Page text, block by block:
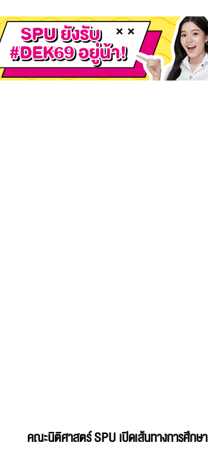
คณะนิติศาสตร์ SPU เปิดเส้นทางการศึกษา